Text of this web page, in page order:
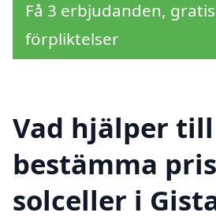
Få 3 erbjudanden,
förpliktelser
Vad hjälper
bestämma
solceller i